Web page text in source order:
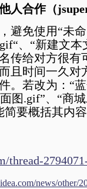
人合作（
避免使用“未命
、“新建文
传给对方很有
且时间一久对
。若改为：“
图.gif”、“商
简要概括其内
thread-
news/other/